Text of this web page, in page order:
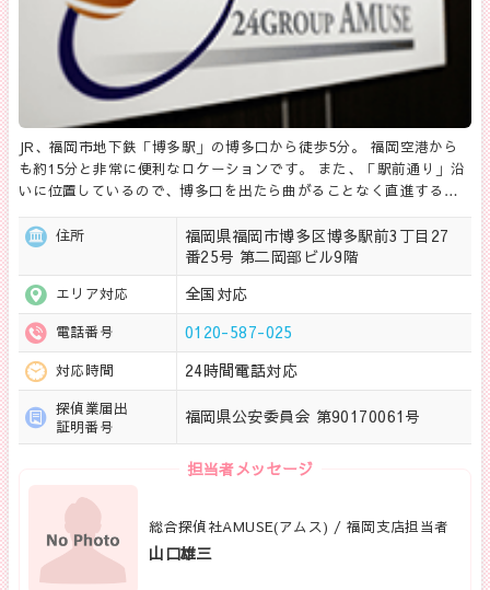
JR、福岡市地下鉄「博多駅」の博多口から徒歩5分。 福岡空港から
も約15分と非常に便利なロケーションです。 また、「駅前通り」沿
いに位置しているので、博多口を出たら曲がることなく直進する…
住所
福岡県福岡市博多区博多駅前3丁目27
番25号 第二岡部ビル9階
エリア対応 全国対応
電話番号 0120-587-025
対応時間 24時間電話対応
探偵業届出
証明番号
福岡県公安委員会 第90170061号
担当者メッセージ
総合探偵社AMUSE(アムス) / 福岡支店担当者
山口雄三